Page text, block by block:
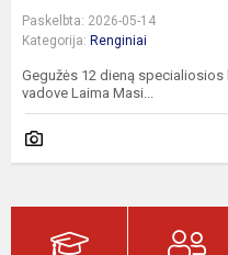
Paskelbta: 2026-05-14
Kategorija: Renginiai
Gegužės 12 dieną
vadove Laima Masi...